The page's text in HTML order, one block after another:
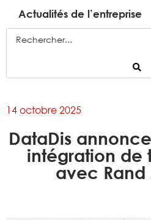
Actualités de l’entreprise
14 octobre 2025
DataDis
intégration de
avec